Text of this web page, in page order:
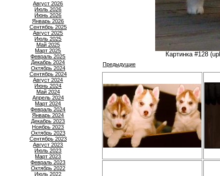
Август 2026
Июль 2026
Июнь 2026
Январь 2026
Сентябрь 2025
Август 2025
Июль 2025
Май 2025
Март 2025
Февраль 2025
Декабрь 2024
Октябрь 2024
Сентябрь 2024
Август 2024
Июнь 2024
Май 2024
Апрель 2024
Март 2024
Февраль 2024
Январь 2024
Декабрь 2023
Ноябрь 2023
Октябрь 2023
Сентябрь 2023
Август 2023
Июль 2023
Март 2023
Февраль 2023
Октябрь 2022
Июль 2022
Картинка #128
Предыдущие